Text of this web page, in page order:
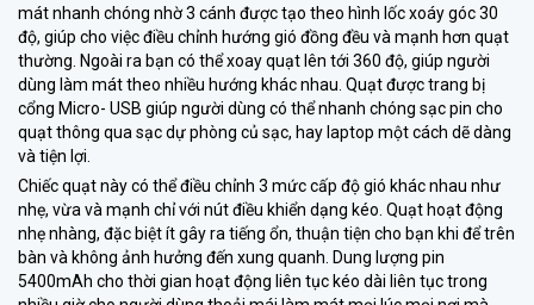
mát nhanh chóng nhờ 3 cánh được tạo theo hình lốc xoáy góc 30
độ, giúp cho việc điều chỉnh hướng gió đồng đều và mạnh hơn quạt
thường. Ngoài ra bạn có thể xoay quạt lên tới 360 độ, giúp người
dùng làm mát theo nhiều hướng khác nhau. Quạt được trang bị
cổng Micro- USB giúp người dùng có thể nhanh chóng sạc pin cho
quạt thông qua sạc dự phòng củ sạc, hay laptop một cách dẽ dàng
và tiện lợi.
Chiếc quạt này có thể điều chỉnh 3 mức cấp độ gió khác nhau như
nhẹ, vừa và mạnh chỉ với nút điều khiển dạng kéo. Quạt hoạt động
nhẹ nhàng, đặc biệt ít gây ra tiếng ổn, thuận tiện cho bạn khi để trên
bàn và không ảnh hưởng đến xung quanh. Dung lượng pin
5400mAh cho thời gian hoạt động liên tục kéo dài liên tục trong